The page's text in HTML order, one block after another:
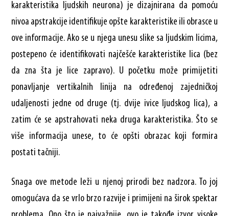
karakteristika ljudskih neurona) je dizajnirana da pomoću
nivoa apstrakcije identifikuje opšte karakteristike ili obrasce u
ove informacije. Ako se u njega unesu slike sa ljudskim licima,
postepeno će identifikovati najčešće karakteristike lica (bez
da zna šta je lice zapravo). U početku može primijetiti
ponavljanje vertikalnih linija na određenoj zajedničkoj
udaljenosti jedne od druge (tj. dvije ivice ljudskog lica), a
zatim će se apstrahovati neka druga karakteristika. Što se
više informacija unese, to će opšti obrazac koji formira
postati tačniji.
Snaga ove metode leži u njenoj prirodi bez nadzora. To joj
omogućava da se vrlo brzo razvije i primijeni na širok spektar